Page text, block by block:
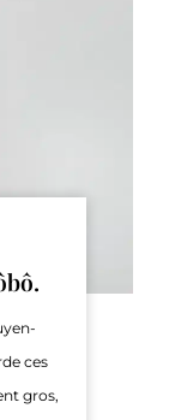
ces
gros,